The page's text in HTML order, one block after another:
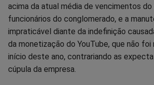
acima da atual média de vencimentos do
funcionários do conglomerado, e a
impraticável diante da indefinição
da monetização do YouTube, que não foi
início deste ano, contrariando as
cúpula da empresa.